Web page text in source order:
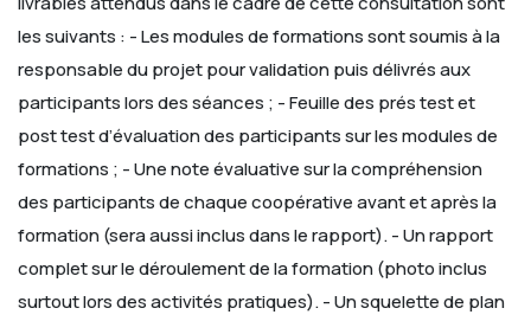
les suivants : - Les modules de formations sont soumis à la
responsable du projet pour validation puis délivrés aux
participants lors des séances ; - Feuille des prés test et
post test d’évaluation des participants sur les modules de
formations ; - Une note évaluative sur la compréhension
des participants de chaque coopérative avant et après la
formation (sera aussi inclus dans le rapport).- Un rapport
complet sur le déroulement de la formation (photo inclus
surtout lors des activités pratiques).- Un squelette de plan